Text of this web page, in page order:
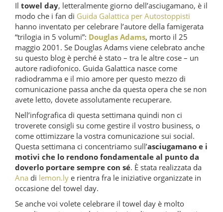
Il towel day, letteralmente giorno dell’asciugamano, è il
modo che i fan di Guida Galattica per Autostoppisti
hanno inventato per celebrare l’autore della famigerata
“trilogia in 5 volumi”: Douglas Adams, morto il 25
maggio 2001. Se Douglas Adams viene celebrato anche
su questo blog è perché è stato – tra le altre cose – un
autore radiofonico. Guida Galattica nasce come
radiodramma e il mio amore per questo mezzo di
comunicazione passa anche da questa opera che se non
avete letto, dovete assolutamente recuperare.
Nell’infografica di questa settimana quindi non ci
troverete consigli su come gestire il vostro business, o
come ottimizzare la vostra comunicazione sui social.
Questa settimana ci concentriamo sull’asciugamano e i
motivi che lo rendono fondamentale al punto da
doverlo portare sempre con sé. È stata realizzata da
Ana di lemon.ly e rientra fra le iniziative organizzate in
occasione del towel day.
Se anche voi volete celebrare il towel day è molto